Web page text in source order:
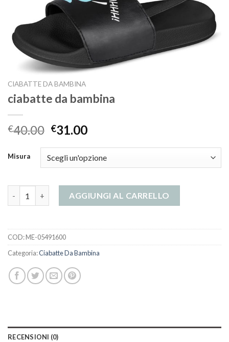
CIABATTE DA BAMBINA
ciabatte da bambina
€40.00 €31.00
Misura
AGGIUNGI AL CARRELLO
COD:ME-05491600
Categoria:Ciabatte Da Bambina
RECENSIONI (0)